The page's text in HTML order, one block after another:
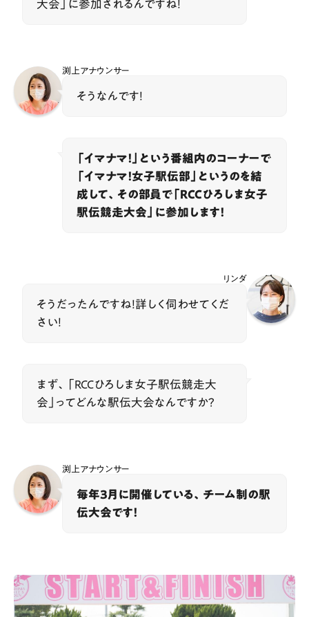
大会」に参加されるんですね！
渕上アナウンサー
そうなんです！
「イマナマ！」という番組内のコーナーで
「イマナマ！女子駅伝部」というのを結
成して、その部員で「RCCひろしま女子
駅伝競走大会」に参加します！
リンダ
そうだったんですね！詳しく伺わせてくだ
さい！
まず、「RCCひろしま女子駅伝競走大
会」ってどんな駅伝大会なんですか？
渕上アナウンサー
毎年3月に開催している、チーム制の駅
伝大会です！